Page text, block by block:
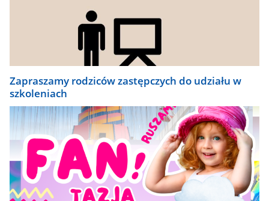
Zapraszamy rodziców zastępczych do udziału w
szkoleniach